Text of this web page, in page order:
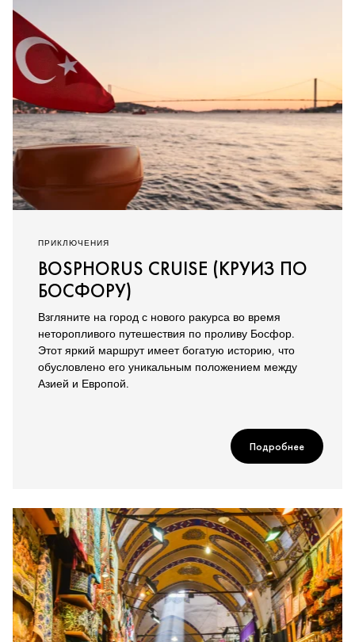
ПРИКЛЮЧЕНИЯ
BOSPHORUS CRUISE (КРУИЗ ПО
БОСФОРУ)
Взгляните на город с нового ракурса во время
неторопливого путешествия по проливу Босфор.
Этот яркий маршрут имеет богатую историю, что
обусловлено его уникальным положением между
Азией и Европой.
Подробнее